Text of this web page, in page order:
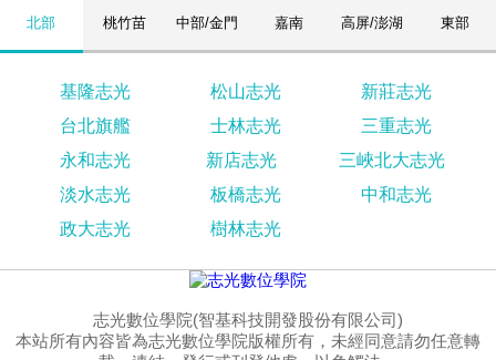
北部 桃竹苗 中部/金門 嘉南 高屏/澎湖 東部
基隆志光 松山志光
新莊志光
台北旗艦
士林志光
三重志光
永和志光
新店志光
三峽北大志光
淡水志光
板橋志光
中和志光
政大志光
樹林志光
志光數位學院(智基科技開發股份有限公司)
本站所有內容皆為志光數位學院版權所有，未經同意請勿任意轉